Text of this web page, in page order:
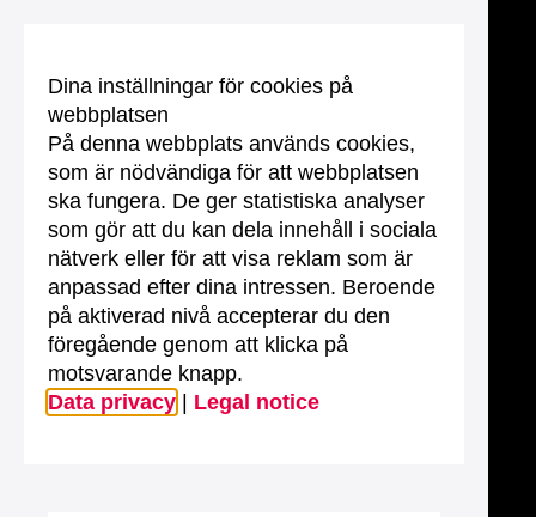
Dina inställningar för cookies på
webbplatsen
På denna webbplats används cookies,
som är nödvändiga för att webbplatsen
ska fungera. De ger statistiska analyser
som gör att du kan dela innehåll i sociala
nätverk eller för att visa reklam som är
anpassad efter dina intressen. Beroende
på aktiverad nivå accepterar du den
föregående genom att klicka på
motsvarande knapp.
Data privacy
Legal notice